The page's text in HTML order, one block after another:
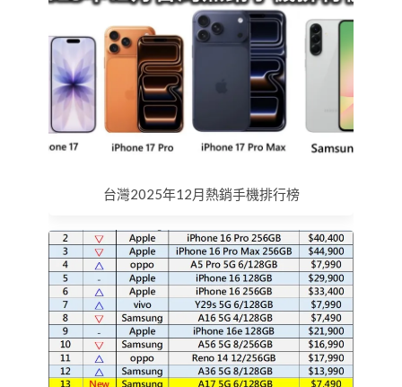
台灣2025年12月熱銷手機排行榜